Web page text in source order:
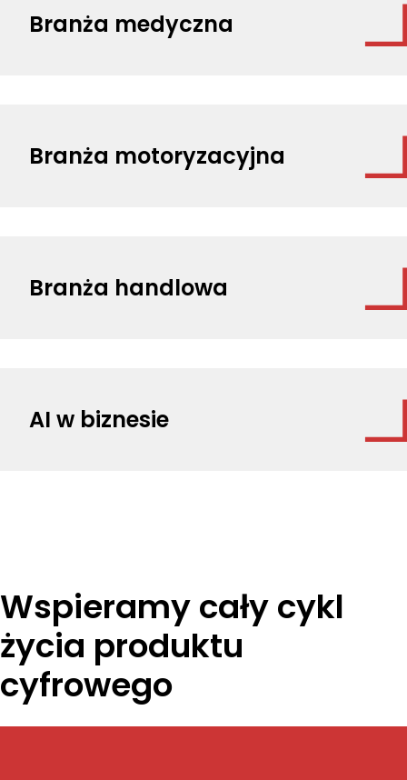
Branża medyczna
Branża motoryzacyjna
Branża handlowa
AI w biznesie
Wspieramy cały cykl
życia produktu
cyfrowego